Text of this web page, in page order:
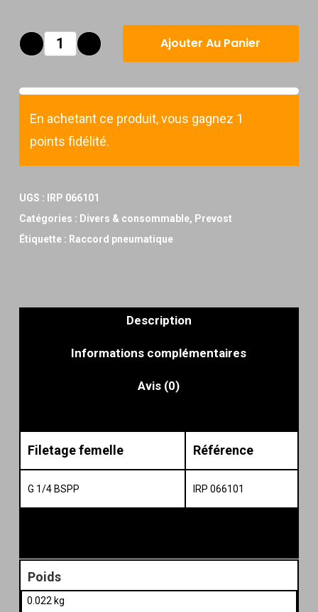
Ajouter Au Panier
En achetant ce produit, vous gagnez 1
points fidélité.
UGS :
IRP 066101
Catégories : Divers & consommable, Prevost
Étiquette : Raccord pneumatique
Description
Informations complémentaires
Avis (0)
Filetage femelle Référence
G 1/4 BSPP IRP 066101
Poids
0.022 kg